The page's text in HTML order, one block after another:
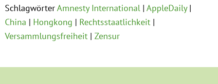
SchlagwörterAmnesty International AppleDaily
China
Hongkong
Rechtsstaatlichkeit
Versammlungsfreiheit
Zensur